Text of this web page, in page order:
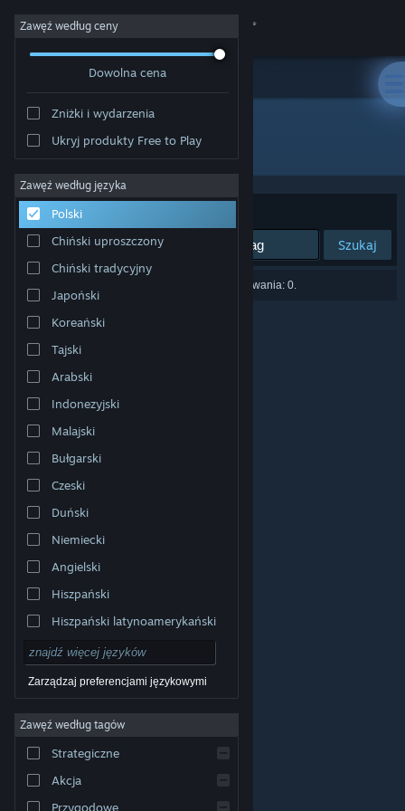
Zaloguj się
Społeczność
Informacje
Wsparcie
Zmień język
Pobierz aplikację mobilną Steam
Wersja przeglądarkowa
© Valve Corporation. Wszelkie prawa zastrzeżone.
właścicieli w Stanach Zjednoczonych i innych krajach.
dostępu
Umowa użytkownika Steam
pieniędzy |Ciasteczka
Zawęź według ceny
Dowolna cena
Zniżki i wydarzenia
Ukryj produkty Free to Play
Zawęź według języka
Polski
Chiński uproszczony
Chiński tradycyjny
Japoński
Koreański
Tajski
Arabski
Indonezyjski
Malajski
Bułgarski
Czeski
Duński
Niemiecki
Angielski
Hiszpański
Hiszpański latynoamerykański
Zarządzaj preferencjami językowymi
Zawęź według tagów
Strategiczne
Akcja
Przygodowe
Producent: Damian
Sortuj według:
Szukaj
Liczba wyników pasujących do twojego wyszukiwania: 0.